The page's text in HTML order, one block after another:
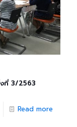
งที่ 3/2563
Read more